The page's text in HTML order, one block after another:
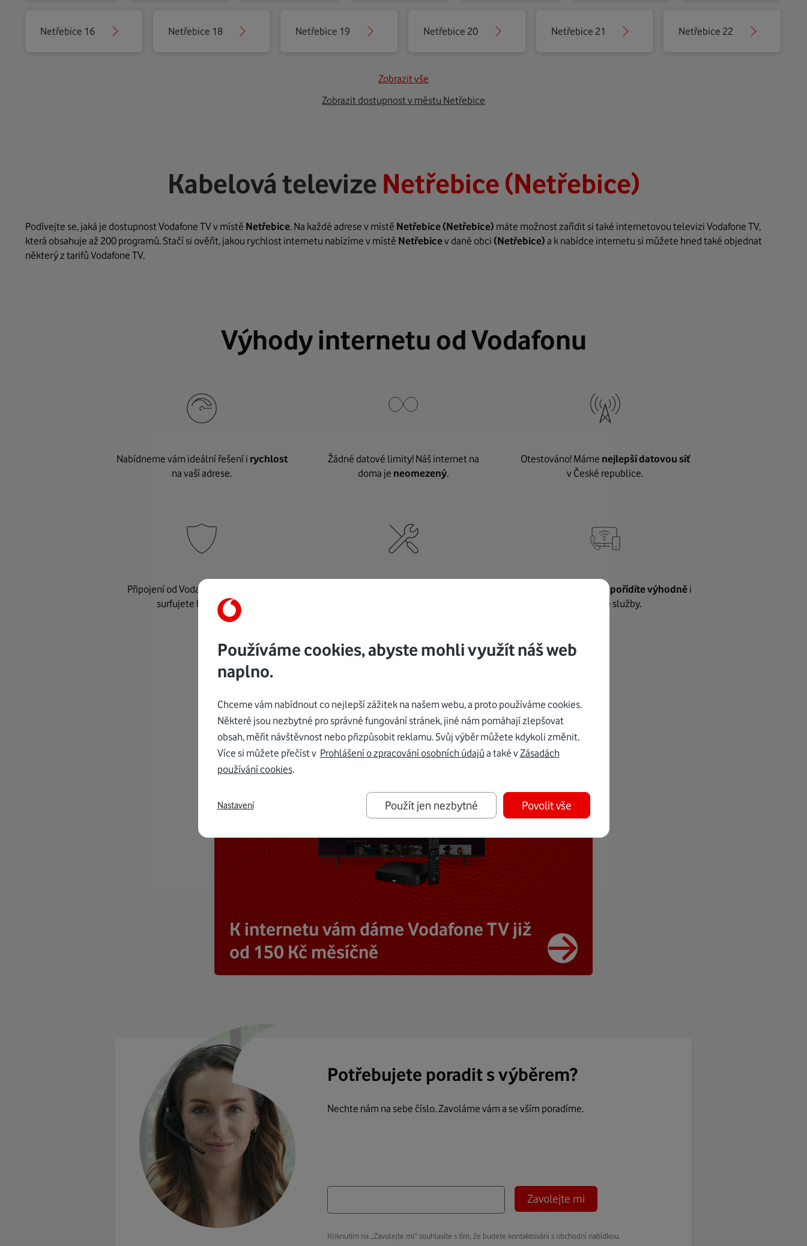
Netřebice 16 Netřebice 18 Netřebice 19 Netřebice 20 Netřebice 21 Netřebice 22
Zobrazit vše
Zobrazit dostupnost v městu Netřebice
Kabelová televize Netřebice (Netřebice)
Podívejte se, jaká je dostupnost Vodafone TV v místě Netřebice. Na každé adrese v místě Netřebice(Netřebice) máte možnost zařídit si také internetovou televizi Vodafone TV,
která obsahuje až 200 programů. Stačí si ověřit, jakou rychlost internetu nabízíme v místě Netřebicev dané obci (Netřebice) a k nabídce internetu si můžete hned také objednat
některý z tarifů Vodafone TV.
Výhody internetu od Vodafonu
Nabídneme vám ideální řešení i rychlost
na vaší adrese.
Žádné datové limity! Náš internet na
doma je neomezený.
Otestováno! Máme nejlepší datovou síť
v České republice.
Připojení od Vodafonu je
surfujete bez starostí.
K pevnému internetupořídíte výhodněi
další naše služby.
K internetu vám dáme Vodafone TV již
od 150 Kč měsíčně
Potřebujete poradit s výběrem?
Nechte nám na sebe číslo. Zavoláme vám a se vším poradíme.
Zavolejte mi
Kliknutím na „Zavolejte mi“ souhlasíte s tím, že budete kontaktováni s obchodní nabídkou.
Používáme cookies, abyste mohli využít náš web
naplno.
Chceme vám nabídnout co nejlepší zážitek na našem webu, a proto používáme cookies.
Některé jsou nezbytné pro správné fungování stránek, jiné nám pomáhají zlepšovat
obsah, měřit návštěvnost nebo přizpůsobit reklamu. Svůj výběr můžete kdykoli změnit.
Více si můžete přečíst v Prohlášení o zpracování osobních údajů a také vZásadách
používání cookies.
Použít jen nezbytné Povolit vše
Nastavení